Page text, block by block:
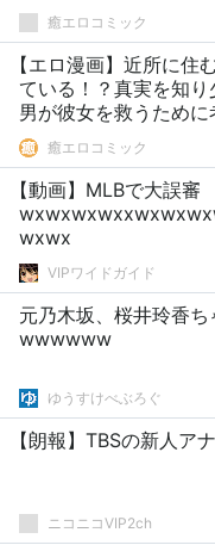
癒エロコミック
【エロ漫画】近所に住
ている！？真実を知
男が彼女を救うために
癒エロコミック
【動画】MLBで大誤審
wxwx
VIPワイドガイド
元乃木坂、桜井玲香
wwwwww
ゆうすけべぶろぐ
【朗報】TBSの新人ア
ニコニコVIP2ch